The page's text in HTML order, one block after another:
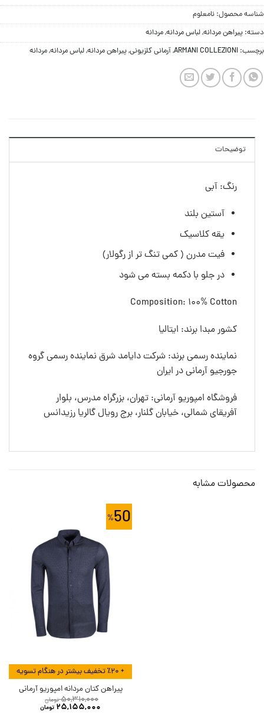
شناسه محصول: نامعلوم
دسته: پیراهن مردانه,لباس مردانه,مردانه
برچسب: ARMANI COLLEZIONI
,آرمانی کلزیونی,پیراهن مردانه,لباس مردانه,مردانه
توضیحات
رنگ: آبی
آستین بلند
یقه کلاسیک
فیت مدرن ( کمی تنگ تر از رگولار)
در جلو با دکمه بسته می شود
Composition: 100% Cotton
کشور مبدا برند: ایتالیا
نماینده رسمی برند: شرکت دایامد شرق نماینده رسمی گروه
جورجیو آرمانی در ایران
فروشگاه امپوریو آرمانی: تهران، بزرگراه مدرس، بلوار
آفریقای شمالی، خیابان گلنار، برج رویال گالریا رزیدانس
محصولات مشابه
50
+ ٪۲۰ تخفیف بیشتر در هنگام تسویه
پیراهن کتان مردانه امپوریو آرمانی
50,310,000 تومان
25,155,000 تومان